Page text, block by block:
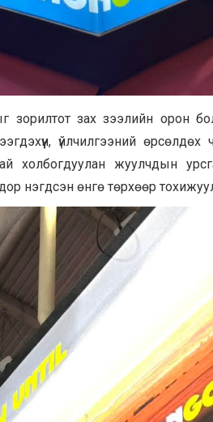
зорилтот зах зээлийн орон
үйлчилгээний
холбогдуулан жуулчдын
нэгдсэн өнгө төрхөөр